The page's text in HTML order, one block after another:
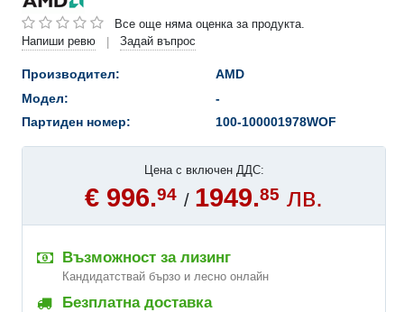
Все още няма оценка за продукта.
Напиши ревю
| Задай въпрос
Производител:
AMD
Модел:
-
Партиден номер:
100-100001978WOF
Цена с включен ДДС:
€ 996.94 / 1949.85 лв.
Възможност за лизинг
Кандидатствай бързо и лесно онлайн
Безплатна доставка